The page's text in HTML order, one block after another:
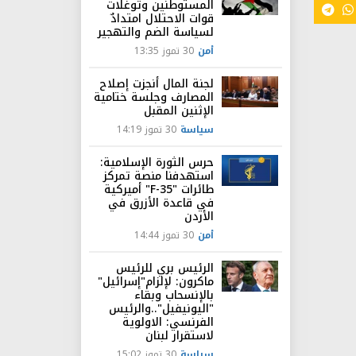
المستوطنين وتوغلات
قوات الاحتلال امتدادٌ
لسياسة الضم والتهجير
أمن 30 تموز 13:35
لجنة المال أنجزت إصلاح
المصارف وجلسة ختامية
الإثنين المقبل
سياسة 30 تموز 14:19
حرس الثورة الإسلامية:
استهدفنا منصة تمركز
طائرات "F-35" أميركية
في قاعدة الأزرق في
الأردن
أمن 30 تموز 14:44
الرئيس بري للرئيس
ماكرون: لإلزام"إسرائيل"
بالإنسحاب وبقاء
"اليونيفيل"..والرئيس
الفرنسي: الاولوية
لاستقرار لبنان